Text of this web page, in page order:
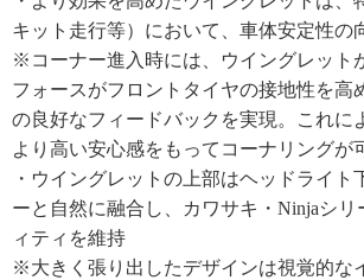
キット走行等）において、車体安定性の
※コーナー進入時には、ウイングレット
フォースがフロントタイヤの接地性を高
の良好なフィードバックを実現。これに
より高い安心感をもってコーナリングが
・ウイングレットの上部はヘッドライト
ーと自然に融合し、カワサキ・Ninjaシリ
ィティを維持
※大きく張り出したデザインは視覚的な